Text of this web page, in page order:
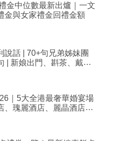
金中位數最新出爐｜一文
金與女家禮金回禮金額
說話 | 70+句兄弟姊妹團
| 新娘出門、斟茶、戴金
｜5大全港最奢華婚宴場
、瑰麗酒店、麗晶酒店、
店 打造夢幻氣派婚禮